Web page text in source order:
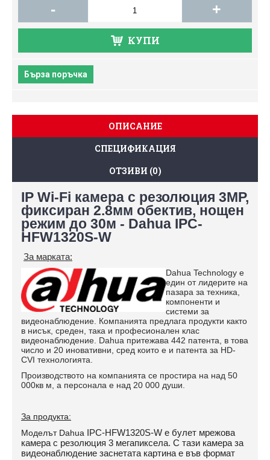
- +
КУПИ
Бърза поръчка
ОПИСАНИЕ
СПЕЦИФИКАЦИЯ
ОТЗИВИ (0)
IP Wi-Fi камера с резолюция 3MP,
фиксиран 2.8мм обектив, нощен
режим до 30м - Dahua IPC-
HFW1320S-W
За марката:
Dahua Technology е
един от лидерите на
пазара за техника,
компоненти и
системи за
видеонаблюдение. Компанията предлага продукти както
в нисък, среден, така и професионален клас
видеонаблюдение. Dahua притежава 442 патента, в това
число и 20 иновативни, сред които е и патента за HD-
CVI технологията.
Производството на компанията се простира на над 50
000кв м, а персонала е над 20 000 души.
За продукта:
Моделът Dahua IPC-HFW1320S-W е булет мрежова
камера с резолюция 3 мегапиксела. С тази камера за
видеонаблюдение заснетата картина е във формат